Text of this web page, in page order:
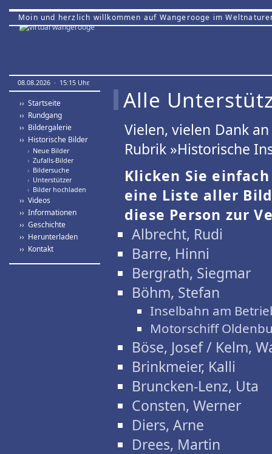
Moin und herzlich willkommen auf Wangerooge im
08.08.2026 · 15:15 Uhr.
›› Startseite
›› Rundgang
›› Bildergalerie
›› Historische Bilder
› Neue Bilder
› Zufalls-Bilder
› Bildersuche
› Unterstützer
› Bilder hochladen
›› Videos
›› Informationen
›› Geschichte
›› Herunterladen
›› Kontakt
Alle
Vielen, vielen Dank
Rubrik »Historische
Klicken Sie
eine Liste aller
diese Person zur
Albrecht, Rudi
Barre, Hinni
Bergrath, Siegmar
Böhm, Stefan
Inselbahn am
Motorschiff
Böse, Josef / Kelm,
Brinkmeier, Kalli
Bruncken-Lenz, Uta
Consten, Werner
Diers, Arne
Drees, Martin